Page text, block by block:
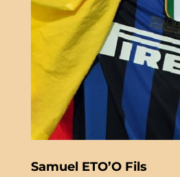
Samuel ETO’O Fils